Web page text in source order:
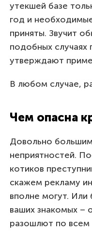
утекшей базе
год и
приняты. Звучит
подобных случаях
утверждают
В любом случае,
Чем опасна
Довольно
неприятностей.
котиков
скажем рекламу
вполне могут. Или
ваших знакомых –
разошлют по всем